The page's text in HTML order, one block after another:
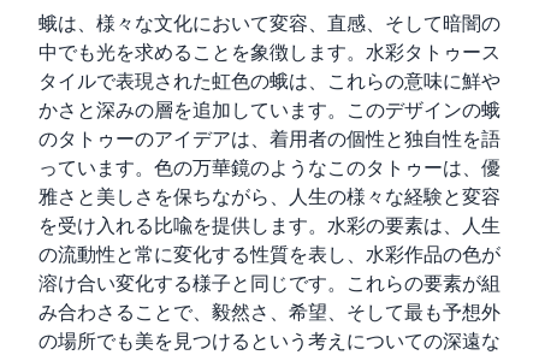
蛾は、様々な文化において変容、直感、そして暗闇の
中でも光を求めることを象徴します。水彩タトゥース
タイルで表現された虹色の蛾は、これらの意味に鮮や
かさと深みの層を追加しています。このデザインの蛾
のタトゥーのアイデアは、着用者の個性と独自性を語
っています。色の万華鏡のようなこのタトゥーは、優
雅さと美しさを保ちながら、人生の様々な経験と変容
を受け入れる比喩を提供します。水彩の要素は、人生
の流動性と常に変化する性質を表し、水彩作品の色が
溶け合い変化する様子と同じです。これらの要素が組
み合わさることで、毅然さ、希望、そして最も予想外
の場所でも美を見つけるという考えについての深遠な